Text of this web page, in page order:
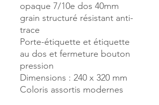
opaque 7/10e dos 40mm
grain structuré résistant anti-
trace
Porte-étiquette et étiquette
au dos et fermeture bouton
pression
Dimensions : 240 x 320 mm
Coloris assortis modernes